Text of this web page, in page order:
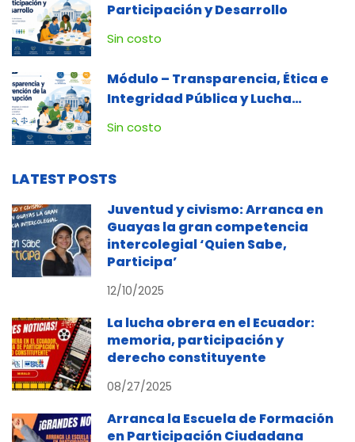
Participación y Desarrollo
Sin costo
Módulo – Transparencia, Ética e
Integridad Pública y Lucha
Contra la Corrupción
Sin costo
LATEST POSTS
Juventud y civismo: Arranca en
Guayas la gran competencia
intercolegial ‘Quien Sabe,
Participa’
12/10/2025
La lucha obrera en el Ecuador:
memoria, participación y
derecho constituyente
08/27/2025
Arranca la Escuela de Formación
en Participación Ciudadana